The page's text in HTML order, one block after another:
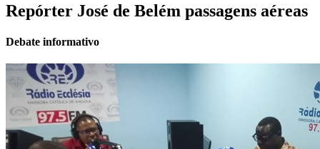
Repórter José de Belém passagens aéreas
Debate informativo